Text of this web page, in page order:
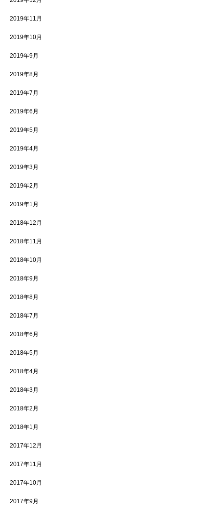
2019年11月
2019年10月
2019年9月
2019年8月
2019年7月
2019年6月
2019年5月
2019年4月
2019年3月
2019年2月
2019年1月
2018年12月
2018年11月
2018年10月
2018年9月
2018年8月
2018年7月
2018年6月
2018年5月
2018年4月
2018年3月
2018年2月
2018年1月
2017年12月
2017年11月
2017年10月
2017年9月